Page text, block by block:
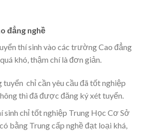
đẳng nghề
thí sinh vào các trường Cao đẳng
khó, thậm chí là đơn giản.
tuyển chỉ cần yêu cầu đã tốt nghiệp
thì đã được đăng ký xét tuyển.
sinh chỉ tốt nghiệp Trung Học Cơ Sở
bằng Trung cấp nghề đạt loại khá,